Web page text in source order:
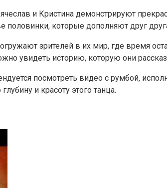
и Кристина демонстрируют
которые дополняют друг
зрителей в их мир, где время
увидеть историю, которую они
посмотреть видео с румбой,
и красоту этого танца.